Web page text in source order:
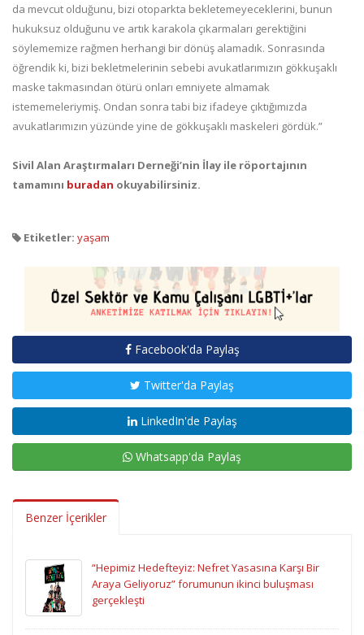
da mevcut olduğunu, bizi otoparkta bekletemeyeceklerini, bunun
hukuksuz olduğunu ve artık karakola çıkarmaları gerektiğini
söylememize rağmen herhangi bir dönüş alamadık. Sonrasında
öğrendik ki, bizi bekletmelerinin sebebi avukatlarımızın gökkuşaklı
maske takmasından ötürü onları emniyete almamak
istememeleriymiş. Ondan sonra tabi biz ifadeye çıktığımızda
avukatlarımızın yüzünde yine de gökkuşaklı maskeleri gördük.”
Sivil Alan Araştırmaları Derneği’nin İlay ile röportajının
tamamını buradan okuyabilirsiniz.
Etiketler: yaşam
Facebook'da Paylaş
Twitter'da Paylaş
LinkedIn'de Paylaş
Whatsapp'da Paylaş
Benzer İçerikler
“Hepimiz Hedefteyiz: Nefret Yasasına Karşı Bir
Araya Geliyoruz” forumunun ikinci buluşması
gerçekleşti